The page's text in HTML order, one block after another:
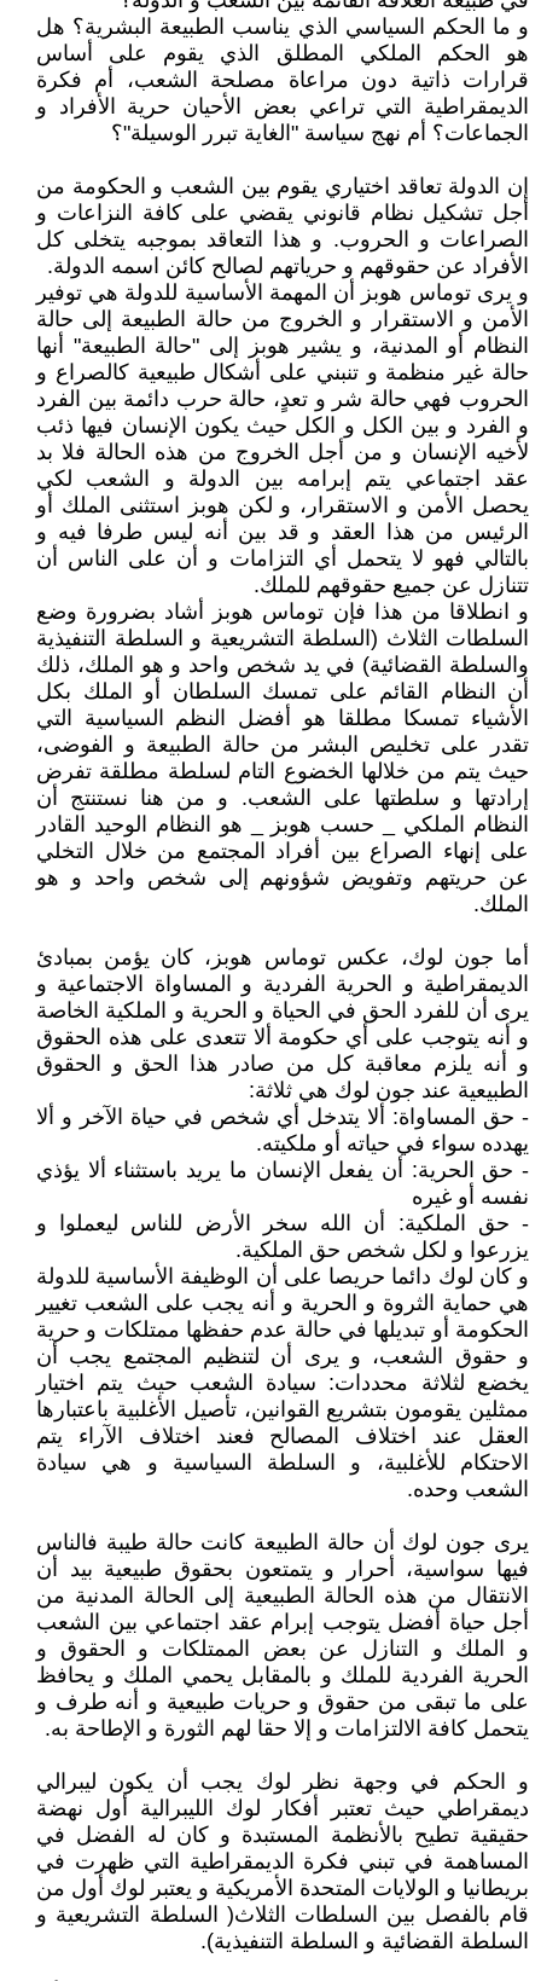
و ما الحكم السياسي الذي يناسب الطبيعة البشرية؟ هل
هو الحكم الملكي المطلق الذي يقوم على أساس
قرارات ذاتية دون مراعاة مصلحة الشعب، أم فكرة
الديمقراطية التي تراعي بعض الأحيان حرية الأفراد و
الجماعات؟ أم نهج سياسة "الغاية تبرر الوسيلة"؟
إن الدولة تعاقد اختياري يقوم بين الشعب و الحكومة من
أجل تشكيل نظام قانوني يقضي على كافة النزاعات و
الصراعات و الحروب. و هذا التعاقد بموجبه يتخلى كل
الأفراد عن حقوقهم و حرياتهم لصالح كائن اسمه الدولة.
و يرى توماس هوبز أن المهمة الأساسية للدولة هي توفير
الأمن و الاستقرار و الخروج من حالة الطبيعة إلى حالة
النظام أو المدنية، و يشير هوبز إلى "حالة الطبيعة" أنها
حالة غير منظمة و تنبني على أشكال طبيعية كالصراع و
الحروب فهي حالة شر و تعدٍ، حالة حرب دائمة بين الفرد
و الفرد و بين الكل و الكل حيث يكون الإنسان فيها ذئب
لأخيه الإنسان و من أجل الخروج من هذه الحالة فلا بد
عقد اجتماعي يتم إبرامه بين الدولة و الشعب لكي
يحصل الأمن و الاستقرار، و لكن هوبز استثنى الملك أو
الرئيس من هذا العقد و قد بين أنه ليس طرفا فيه و
بالتالي فهو لا يتحمل أي التزامات و أن على الناس أن
تتنازل عن جميع حقوقهم للملك.
و انطلاقا من هذا فإن توماس هوبز أشاد بضرورة وضع
السلطات الثلاث (السلطة التشريعية و السلطة التنفيذية
والسلطة القضائية) في يد شخص واحد و هو الملك، ذلك
أن النظام القائم على تمسك السلطان أو الملك بكل
الأشياء تمسكا مطلقا هو أفضل النظم السياسية التي
تقدر على تخليص البشر من حالة الطبيعة و الفوضى،
حيث يتم من خلالها الخضوع التام لسلطة مطلقة تفرض
إرادتها و سلطتها على الشعب. و من هنا نستنتج أن
النظام الملكي _ حسب هوبز _ هو النظام الوحيد القادر
على إنهاء الصراع بين أفراد المجتمع من خلال التخلي
عن حريتهم وتفويض شؤونهم إلى شخص واحد و هو
الملك.
أما جون لوك، عكس توماس هوبز، كان يؤمن بمبادئ
الديمقراطية و الحرية الفردية و المساواة الاجتماعية و
يرى أن للفرد الحق في الحياة و الحرية و الملكية الخاصة
و أنه يتوجب على أي حكومة ألا تتعدى على هذه الحقوق
و أنه يلزم معاقبة كل من صادر هذا الحق و الحقوق
الطبيعية عند جون لوك هي ثلاثة:
- حق المساواة: ألا يتدخل أي شخص في حياة الآخر و ألا
يهدده سواء في حياته أو ملكيته.
- حق الحرية: أن يفعل الإنسان ما يريد باستثناء ألا يؤذي
نفسه أو غيره
- حق الملكية: أن الله سخر الأرض للناس ليعملوا و
يزرعوا و لكل شخص حق الملكية.
و كان لوك دائما حريصا على أن الوظيفة الأساسية للدولة
هي حماية الثروة و الحرية و أنه يجب على الشعب تغيير
الحكومة أو تبديلها في حالة عدم حفظها ممتلكات و حرية
و حقوق الشعب، و يرى أن لتنظيم المجتمع يجب أن
يخضع لثلاثة محددات: سيادة الشعب حيث يتم اختيار
ممثلين يقومون بتشريع القوانين، تأصيل الأغلبية باعتبارها
العقل عند اختلاف المصالح فعند اختلاف الآراء يتم
الاحتكام للأغلبية، و السلطة السياسية و هي سيادة
الشعب وحده.
يرى جون لوك أن حالة الطبيعة كانت حالة طيبة فالناس
فيها سواسية، أحرار و يتمتعون بحقوق طبيعية بيد أن
الانتقال من هذه الحالة الطبيعية إلى الحالة المدنية من
أجل حياة أفضل يتوجب إبرام عقد اجتماعي بين الشعب
و الملك و التنازل عن بعض الممتلكات و الحقوق و
الحرية الفردية للملك و بالمقابل يحمي الملك و يحافظ
على ما تبقى من حقوق و حريات طبيعية و أنه طرف و
يتحمل كافة الالتزامات و إلا حقا لهم الثورة و الإطاحة به.
و الحكم في وجهة نظر لوك يجب أن يكون ليبرالي
ديمقراطي حيث تعتبر أفكار لوك الليبرالية أول نهضة
حقيقية تطيح بالأنظمة المستبدة و كان له الفضل في
المساهمة في تبني فكرة الديمقراطية التي ظهرت في
بريطانيا و الولايات المتحدة الأمريكية و يعتبر لوك أول من
قام بالفصل بين السلطات الثلاث( السلطة التشريعية و
السلطة القضائية و السلطة التنفيذية).